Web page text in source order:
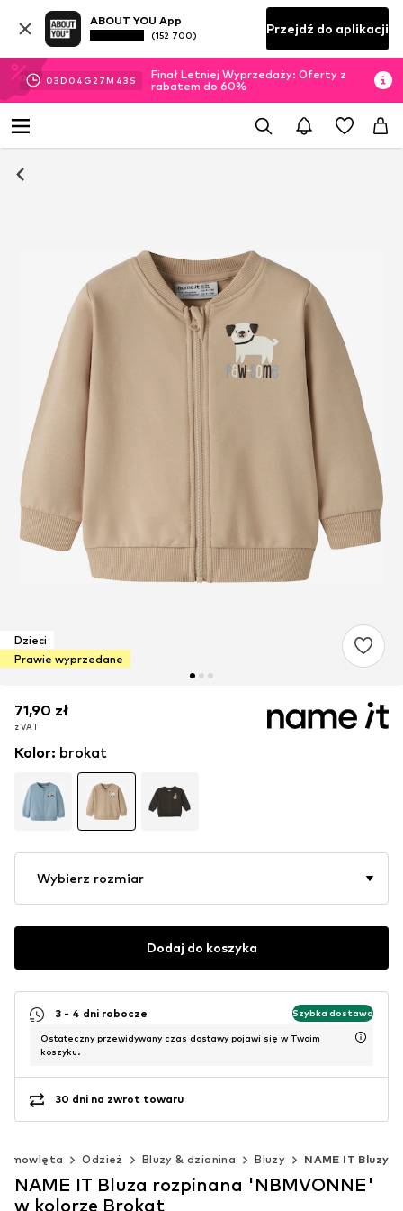
ABOUT YOU App
(152 700) Przejdź do aplikacji
03D 04 G 27M 43 S
Finał Letniej Wyprzedaży: Oferty z
rabatem do 60%
Dzieci
Prawie wyprzedane
71,90 zł
z VAT
71,90 zł
z VAT
Kolor: brokat
Wybierz rozmiar
Dodaj do koszyka
3 - 4 dni robocze Szybka dostawa
Ostateczny przewidywany czas dostawy pojawi się w Twoim
koszyku.
30 dni na zwrot towaru
Odzież Bluzy & dzianina Bluzy NAME IT Bluzy
NAME IT Bluza rozpinana 'NBMVONNE'
w kolorze Brokat